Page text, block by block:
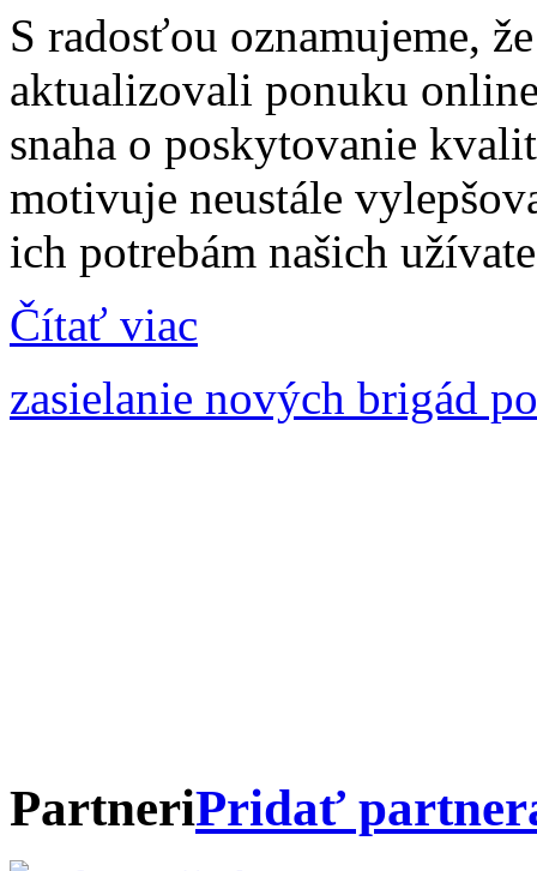
S radosťou oznamujeme,
aktualizovali ponuku
snaha o poskytovanie
motivuje neustále
ich potrebám našich
Čítať viac
zasielanie nových brigád
PartneriPridať